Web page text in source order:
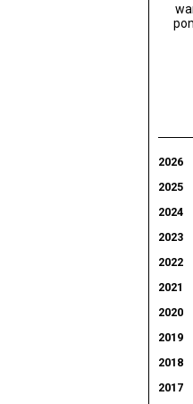
2026
2025
2024
2023
2022
2021
2020
2019
2018
2017